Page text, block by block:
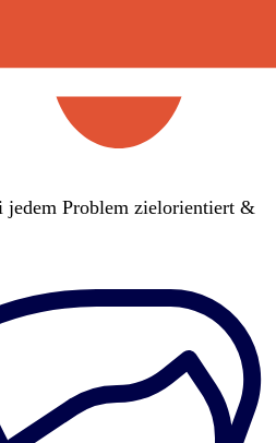
jedem Problem zielorientiert &